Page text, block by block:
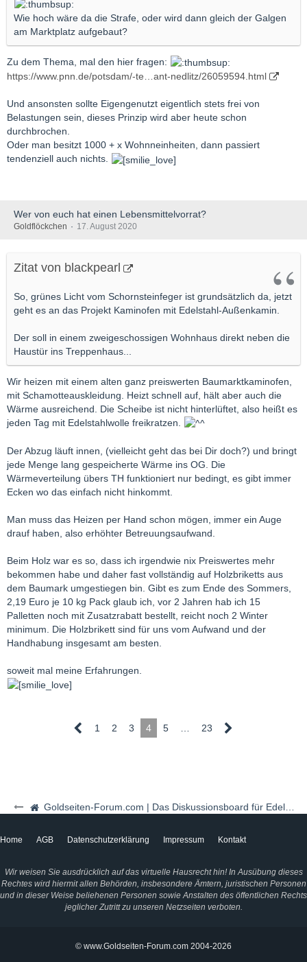
Goldseiten-Forum.com | Das Diskussionsboard für Edelmetalle & Rohstoffe
Wie hoch wäre da die Strafe, oder wird dann gleich der Galgen
am Marktplatz aufgebaut?
Zu dem Thema, mal den hier fragen:
https://www.pnn.de/potsdam/-te…ant-nedlitz/26059594.html
Und ansonsten sollte Eigengenutzt eigentlich stets frei von
Belastungen sein, dieses Prinzip wird aber heute schon
durchbrochen.
Oder man besitzt 1000 + x Wohnneinheiten, dann passiert
tendenziell auch nichts.
Wer von euch hat einen Lebensmittelvorrat?
Goldflöckchen 17. August 2020
Zitat von blackpearl
So, grünes Licht vom Schornsteinfeger ist grundsätzlich da, jetzt
geht es an das Projekt Kaminofen mit Edelstahl-Außenkamin.
Der soll in einem zweigeschossigen Wohnhaus direkt neben die
Haustür ins Treppenhaus...
Wir heizen mit einem alten ganz preiswerten Baumarktkaminofen,
mit Schamotteauskleidung. Heizt schnell auf, hält aber auch die
Wärme ausreichend. Die Scheibe ist nicht hinterlüftet, also heißt es
jeden Tag mit Edelstahlwolle freikratzen.
Der Abzug läuft innen, (vielleicht geht das bei Dir doch?) und bringt
jede Menge lang gespeicherte Wärme ins OG. Die
Wärmeverteilung übers TH funktioniert nur bedingt, es gibt immer
Ecken wo das einfach nicht hinkommt.
Man muss das Heizen per Hand schon mögen, immer ein Auge
drauf haben, also erhöhter Betreuungsaufwand.
Beim Holz war es so, dass ich irgendwie nix Preiswertes mehr
bekommen habe und daher fast vollständig auf Holzbriketts aus
dem Baumark umgestiegen bin. Gibt es zum Ende des Sommers,
2,19 Euro je 10 kg Pack glaub ich, vor 2 Jahren hab ich 15
Palletten noch mit Zusatzrabatt bestellt, reicht noch 2 Winter
minimum. Die Holzbrikett sind für uns vom Aufwand und der
Handhabung insgesamt am besten.
soweit mal meine Erfahrungen.
1 2 3 4 5 23
Home AGB Datenschutzerklärung Impressum Kontakt
Wir weisen Sie ausdrücklich auf das virtuelle Hausrecht hin! In Ausübung dieses
Rechtes wird hiermit allen Behörden, insbesondere Ämtern, juristischen Personen
und in dieser Weise beliehenen Personen sowie Anstalten des öffentlichen Rechts
jeglicher Zutritt zu unseren Netzseiten verboten.
© www.Goldseiten-Forum.com 2004-2026